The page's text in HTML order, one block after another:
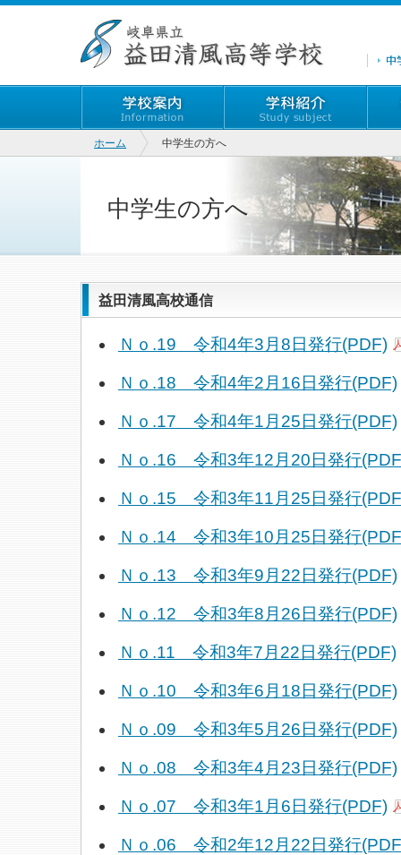
ホーム 中学生の方へ
中学生の方へ
益田清風高校通信
Ｎｏ.19 令和4年3月8日発行(PDF)
Ｎｏ.18 令和4年2月16日発行(PDF)
Ｎｏ.17 令和4年1月25日発行(PDF)
Ｎｏ.16 令和3年12月20日発行
Ｎｏ.15 令和3年11月25日発行
Ｎｏ.14 令和3年10月25日発行
Ｎｏ.13 令和3年9月22日発行(PDF)
Ｎｏ.12 令和3年8月26日発行(PDF)
Ｎｏ.11 令和3年7月22日発行(PDF)
Ｎｏ.10 令和3年6月18日発行(PDF)
Ｎｏ.09 令和3年5月26日発行(PDF)
Ｎｏ.08 令和3年4月23日発行(PDF)
Ｎｏ.07 令和3年1月6日発行(PDF)
Ｎｏ.06 令和2年12月22日発行